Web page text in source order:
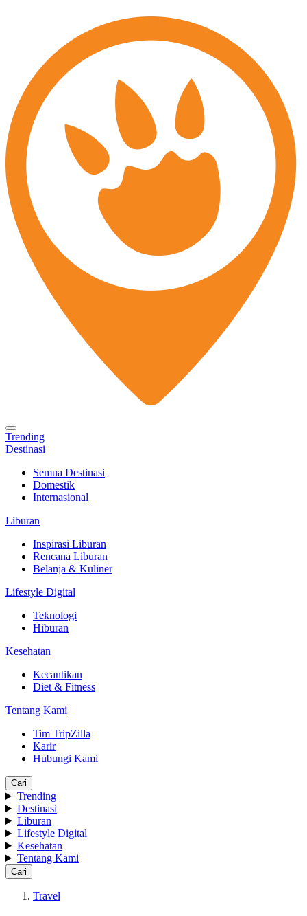
Trending
Destinasi
Semua Destinasi
Domestik
Internasional
Liburan
Inspirasi Liburan
Rencana Liburan
Belanja & Kuliner
Lifestyle Digital
Teknologi
Hiburan
Kesehatan
Kecantikan
Diet & Fitness
Tentang Kami
Tim TripZilla
Karir
Hubungi Kami
Cari
Trending
Destinasi
Liburan
Lifestyle Digital
Kesehatan
Tentang Kami
Cari
Travel